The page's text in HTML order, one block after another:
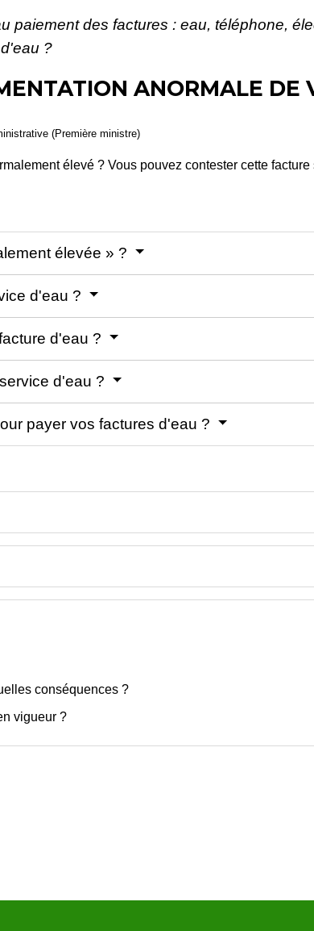
paiement des factures : eau, téléphone,
?
ANORMALE DE
(Première ministre)
élevé ? Vous pouvez contester cette
élevée » ?
d'eau ?
d'eau ?
d'eau ?
payer vos factures d'eau ?
conséquences ?
vigueur ?